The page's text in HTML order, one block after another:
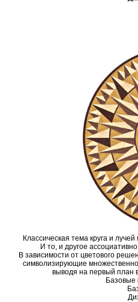
Классическая тема круга и
И то, и другое
В зависимости от цветового
символизирующие
выводя на первый план
Базовые